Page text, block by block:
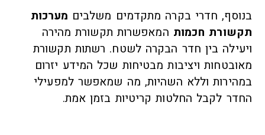
בנוסף, חדרי בקרה מתקדמים משלבים מערכות
תקשורת חכמות המאפשרות תקשורת מהירה
ויעילה בין חדר הבקרה לשטח. רשתות תקשורת
מאובטחות ויציבות מבטיחות שכל המידע יזרום
במהירות וללא השהיות, מה שמאפשר למפעילי
החדר לקבל החלטות קריטיות בזמן אמת.